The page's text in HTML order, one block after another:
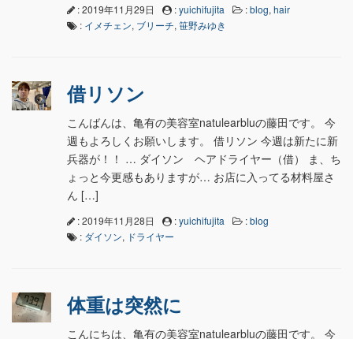
: 2019年11月29日 :yuichifujita :blog, hair
: イメチェン, ブリーチ, 笹野みゆき
借リソン
こんばんは、亀有の美容室natulearbluの藤田です。 今
週もよろしくお願いします。 借リソン 今週は新たに新
兵器が！！ … ダイソン ヘアドライヤー（借） ま、ち
ょっと今更感もありますが… お店に入ってる材料屋さ
ん […]
: 2019年11月28日 :yuichifujita :blog
: ダイソン, ドライヤー
体重は突然に
こんにちは、亀有の美容室natulearbluの藤田です。 今